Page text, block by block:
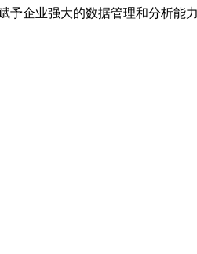
予企业强大的数据管理和分析能